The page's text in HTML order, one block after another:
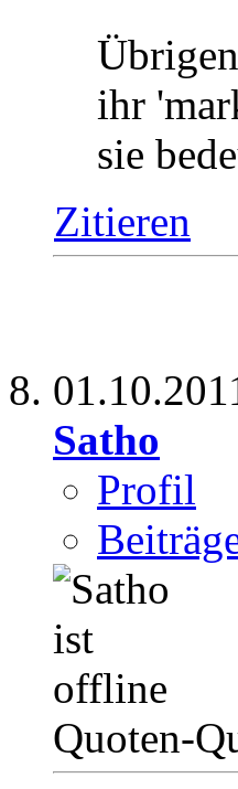
ihr
sie
Zitieren
Satho
Profil
Quoten-